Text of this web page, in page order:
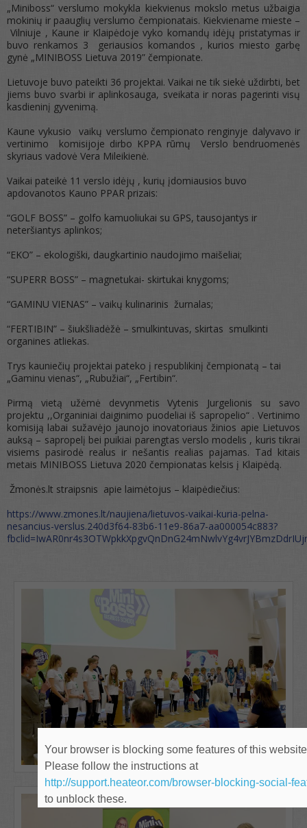
„Miniboss“ verslumo mokykla kiekvienus mokslo metus užbaigia
mokinių ir paauglių verslumo čempionatais. Kiekviename mieste –
Vilniuje , Kaune ir Klaipėdoje vyko komandų idėjų pristatymas ir
buvo renkamos 3 geriausios komandos , kurios miesto garbę
gynė „MINIBOSS Lietuva 2019” čempionate.
Lietuvoje buvo pateikti 36 projektai. Vaikai ne tik siekė uždirbti, bet
jiems buvo svarbi ir aplinkosauga, sveikata ir noras pagerinti visų
kasdieninį gyvenimą.
Kaune vykusio vaikų verslumo čempionato renginyje dalyvavo ir
vertinimo komisijoje dirbo KPPA rūmų Verslo bendruomenės
skyriaus vadovė Vera Mileikienė.
Vaikai pateikė 11 verslo idėjų , kurių įdomiausios buvo
apdovanotos Kauno PPAR prizais:
“GOLF BOSS” – golfo kamuoliukai su GPS, tausojantys ir
neteršiantys aplinkos;
“EKO” – ekologiški, daugkartinio naudojimo maišeliai;
“SUPERR BOSS” – magnetukai- skirtukai knygoms;
“GAMINU VIENAS” – vaikų kulinarinis žurnalas;
“FERTIBIN” – šiukšliadėžė – smulkintuvas, skirtas smulkinti
organines atliekas.
Trys kauniečių projektai pateko į respublikinį čempionatą – tai
„Gaminu vienas“, „Rubužiai“, „Fertibin“.
Pirmą vietą užėmė devynmetis Vytenis Jurgelionis su savo
projektu ,,Organiniai daiginimo puodeliai iš sapropelio“ . Vertinimo
komisiją labai sužavėjo jaunojo inovatoriaus žinios apie Lietuvos
auksą – sapropelį bei puikiai parengtas verslo modelis , kuris tikrai
visiems pasirodė realus ir nešantis realias pajamas. Tad kitais
metais MINIBOSS Lietuva 2020 čempionatas kelsis į Klaipėdą.
Žmonės.lt straipsnis apie laimėtojus – klaipėdiečius:
https://www.zmones.lt/naujiena/lietuvos-vaikai-kuria-pelna-
nesancius-verslus.240d3f64-83b6-11e9-86a7-aa000054c883?
Your browser is blocking some features of this
Please follow the instructions at
http://support.heateor.com/browser-blocking-social-
to unblock these.